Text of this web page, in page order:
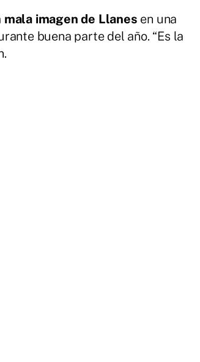
mala imagen de Llanes en una
buena parte del año. “Es la